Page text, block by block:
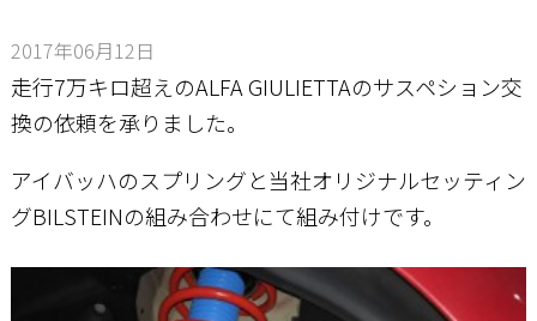
その他サービス
店舗案内
工場通信
お問い合わせ
2017年06月12日
走行7万キロ超えのALFA GIULIETTAのサスペション交
換の依頼を承りました。
アイバッハのスプリングと当社オリジナルセッティン
グBILSTEINの組み合わせにて組み付けです。